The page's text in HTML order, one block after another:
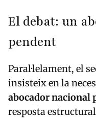
El debat: un
pendent
Paral·lelament, el
insisteix en la
abocador nacional
resposta